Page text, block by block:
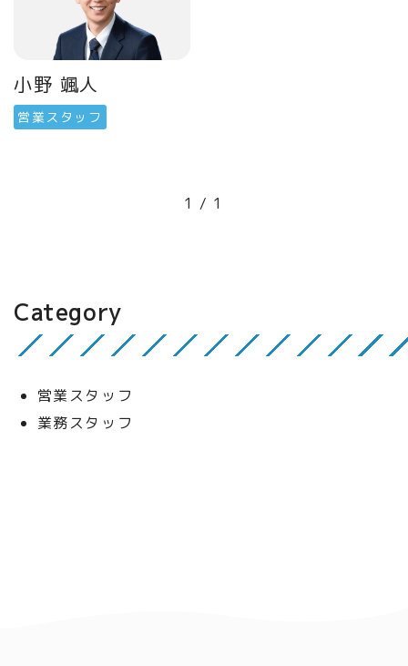
小野 颯人
営業スタッフ
1 / 1
Category
営業スタッフ
業務スタッフ